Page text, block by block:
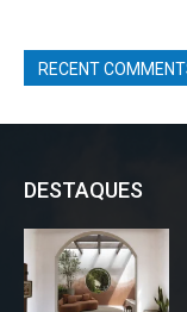
RECENT
DESTAQUES